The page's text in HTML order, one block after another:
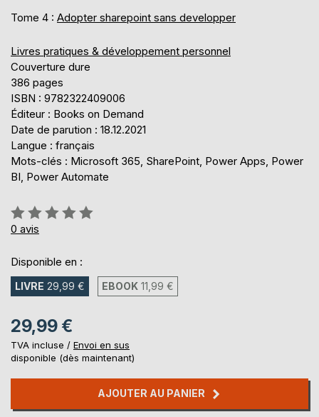
Tome 4 : Adopter sharepoint sans developper
Livres pratiques & développement personnel
Couverture dure
386 pages
ISBN : 9782322409006
Éditeur : Books on Demand
Date de parution : 18.12.2021
Langue : français
Mots-clés : Microsoft 365, SharePoint, Power Apps, Power
BI, Power Automate
Évaluation:
0%
0 avis
Disponible en :
LIVRE 29,99 € EBOOK 11,99 €
29,99 €
TVA incluse / Envoi en sus
disponible (dès maintenant)
AJOUTER AU PANIER